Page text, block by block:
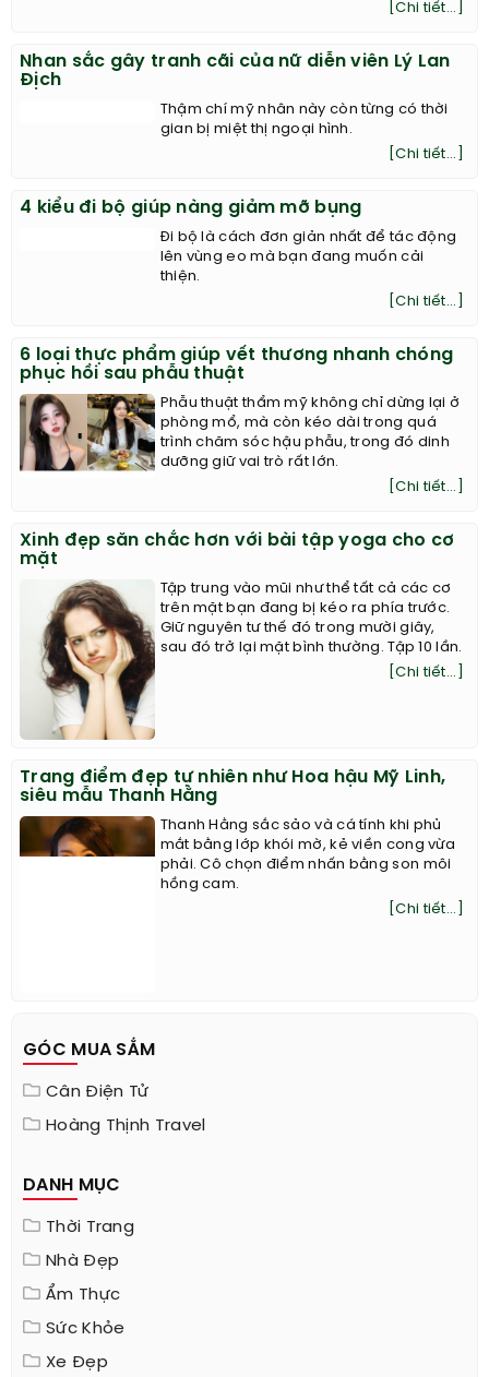
[Chi tiết...]
Nhan sắc gây tranh cãi của nữ diễn viên Lý Lan
Địch
Thậm chí mỹ nhân này còn từng có thời
gian bị miệt thị ngoại hình.
[Chi tiết...]
4 kiểu đi bộ giúp nàng giảm mỡ bụng
Đi bộ là cách đơn giản nhất để tác động
lên vùng eo mà bạn đang muốn cải
thiện.
[Chi tiết...]
6 loại thực phẩm giúp vết thương nhanh chóng
phục hồi sau phẫu thuật
Phẫu thuật thẩm mỹ không chỉ dừng lại ở
phòng mổ, mà còn kéo dài trong quá
trình chăm sóc hậu phẫu, trong đó dinh
dưỡng giữ vai trò rất lớn.
[Chi tiết...]
Xinh đẹp săn chắc hơn với bài tập yoga cho cơ
mặt
Tập trung vào mũi như thể tất cả các cơ
trên mặt bạn đang bị kéo ra phía trước.
Giữ nguyên tư thế đó trong mười giây,
sau đó trở lại mặt bình thường. Tập 10 lần.
[Chi tiết...]
Trang điểm đẹp tự nhiên như Hoa hậu Mỹ Linh,
siêu mẫu Thanh Hằng
Thanh Hằng sắc sảo và cá tính khi phủ
mắt bằng lớp khói mờ, kẻ viền cong vừa
phải. Cô chọn điểm nhấn bằng son môi
hồng cam.
[Chi tiết...]
GÓC MUA SẮM
Cân Điện Tử
Hoàng Thịnh Travel
DANH MỤC
Thời Trang
Nhà Đẹp
Ẩm Thực
Sức Khỏe
Xe Đẹp